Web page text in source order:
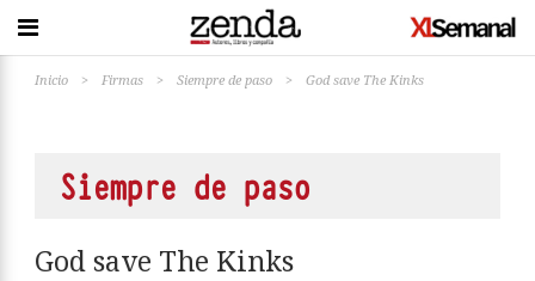
Inicio > Firmas > Siempre de paso > God save The Kinks
Siempre de paso
God save The Kinks